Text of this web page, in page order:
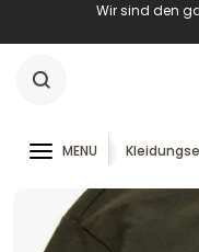
Wir sind den
MENU